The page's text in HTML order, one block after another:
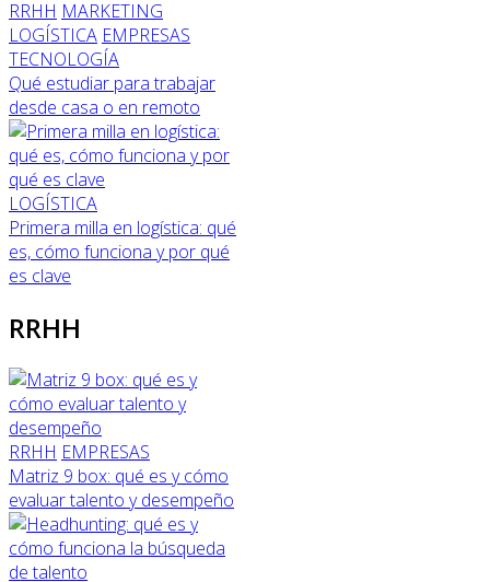
RRHH MARKETING
LOGÍSTICA EMPRESAS
TECNOLOGÍA
Qué estudiar para trabajar
desde casa o en remoto
LOGÍSTICA
Primera milla en logística: qué
es, cómo funciona y por qué
es clave
RRHH
RRHH EMPRESAS
Matriz 9 box: qué es y cómo
evaluar talento y desempeño